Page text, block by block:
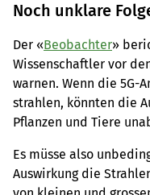
Noch unklare
Der «Beobachter»
Wissenschaftler vor
warnen. Wenn die 5G-
strahlen, könnten die
Pflanzen und Tiere
Es müsse also
Auswirkung die